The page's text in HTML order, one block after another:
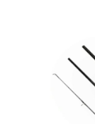
Avertizoare si
Pescuit Feeder,
Lansete Feeder,